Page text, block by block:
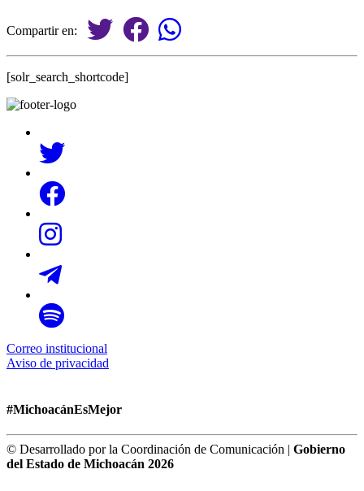
Compartir en:
[solr_search_shortcode]
Correo institucional
Aviso de privacidad
#MichoacánEsMejor
© Desarrollado por la Coordinación de Comunicación | Gobierno
del Estado de Michoacán 2026